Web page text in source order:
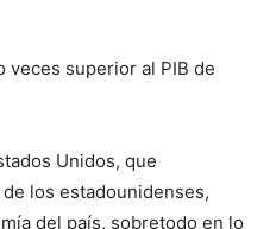
veces superior al PIB de
Unidos, que
los estadounidenses,
del país, sobretodo en lo